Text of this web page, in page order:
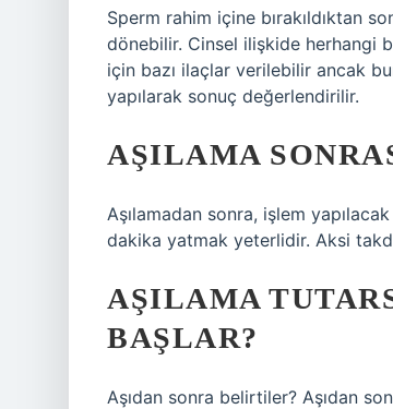
Sperm rahim içine bırakıldıktan
dönebilir. Cinsel ilişkide herhangi
için bazı ilaçlar verilebilir ancak
yapılarak sonuç değerlendirilir.
AŞILAMA
Aşılamadan sonra, işlem
dakika yatmak yeterlidir. Aksi
AŞILAMA
BAŞLAR?
Aşıdan sonra belirtiler? Aşıdan